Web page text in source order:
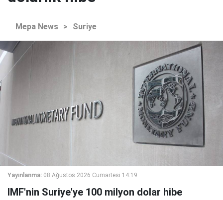
Mepa News > Suriye
Yayınlanma: 08 Ağustos 2026 Cumartesi 14:19
IMF'nin Suriye'ye 100 milyon dolar hibe